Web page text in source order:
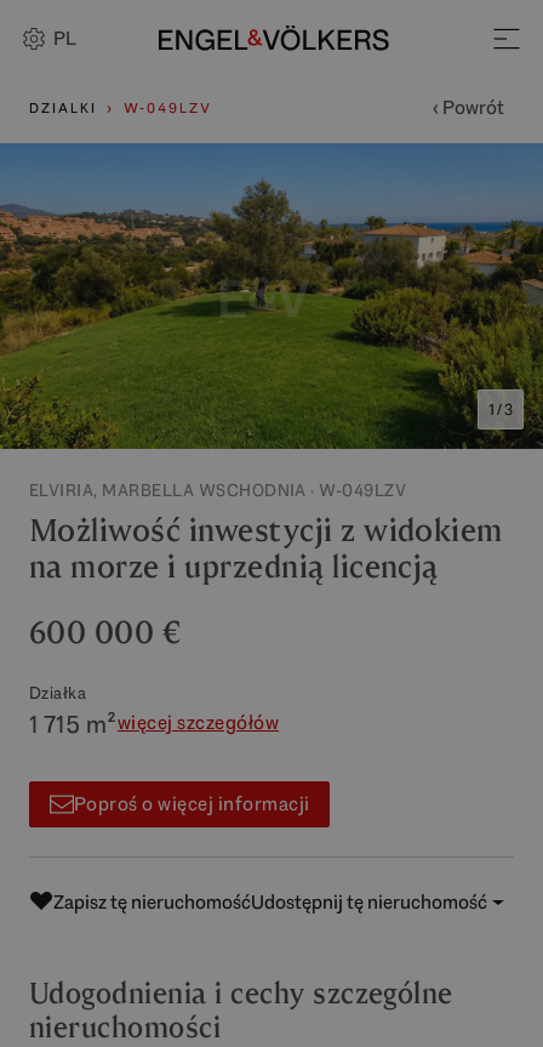
PL
DZIALKI W-049LZV ‹ Powrót
1 / 3
ELVIRIA, MARBELLA WSCHODNIA · W-049LZV
Możliwość inwestycji z widokiem
na morze i uprzednią licencją
600 000 €
Działka
1 715 m²więcej szczegółów
Poproś o więcej informacji
Zapisz tę nieruchomośćUdostępnij tę nieruchomość
Udogodnienia i cechy szczególne
nieruchomości